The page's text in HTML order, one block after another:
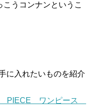
うコンナンというこ
に入れたいものを紹介
PIECE ワンピース